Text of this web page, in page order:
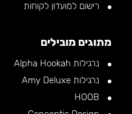
רישום למועדון לקוחות
מתוגים מובילים
נרגילות Alpha Hookah
נרגילות Amy Deluxe